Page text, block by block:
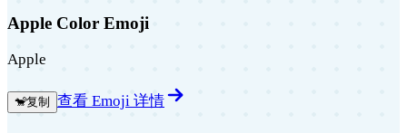
Apple Color Emoji
Apple
🐒复制 查看 Emoji 详情